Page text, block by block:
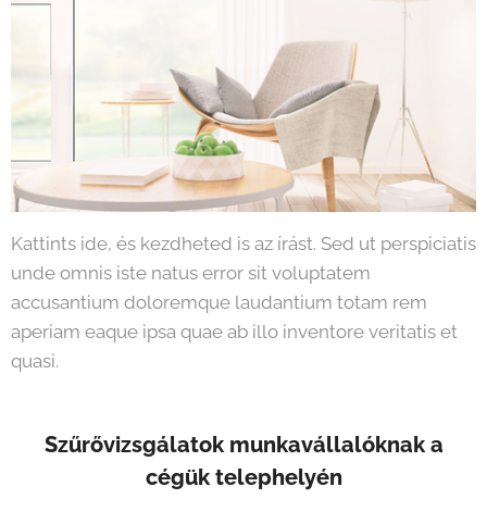
Kattints ide, és kezdheted is az írást. Sed ut perspiciatis
unde omnis iste natus error sit voluptatem
accusantium doloremque laudantium totam rem
aperiam eaque ipsa quae ab illo inventore veritatis et
quasi.
Szűrővizsgálatok munkavállalóknak a
cégük telephelyén